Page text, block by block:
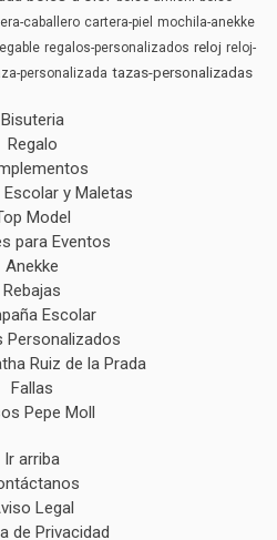
caballero cartera-piel mochila-anekke
regalos-personalizados reloj reloj-
personalizada tazas-personalizadas
Bisuteria
Regalo
y Maletas
Model
para Eventos
Anekke
Rebajas
Escolar
Personalizados
Ruiz de la Prada
Fallas
Pepe Moll
Ir arriba
Legal
de Privacidad